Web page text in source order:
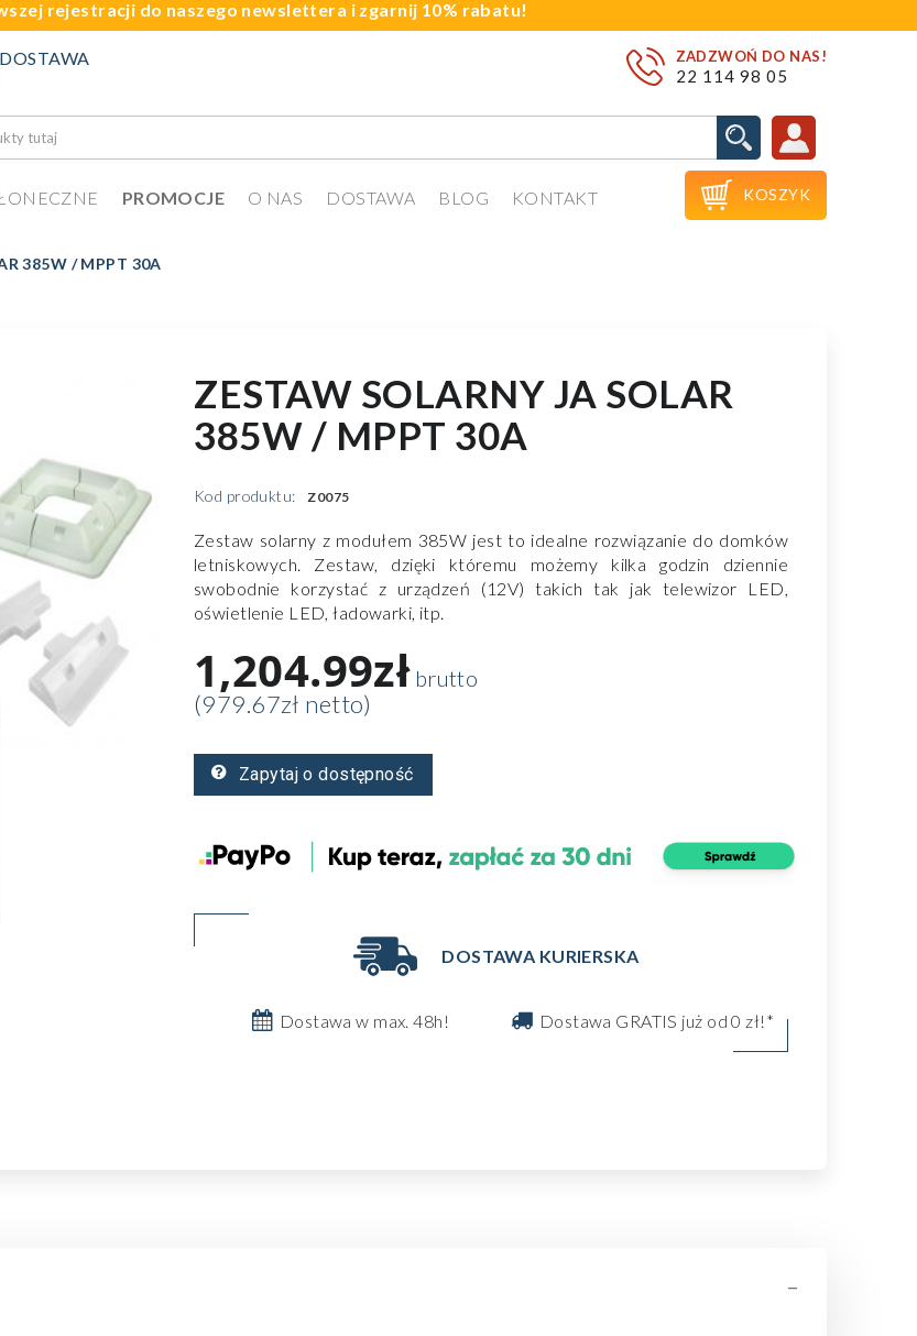
rejestracji do naszego newslettera i zgarnij 10% rabatu!
ZADZWOŃ DO NAS!
22 114 98 05
PROMOCJE O NAS DOSTAWA BLOG KONTAKT  KOSZYK
385W / MPPT 30A
ZESTAW SOLARNY JA SOLAR
385W / MPPT 30A
Kod produktu: Z0075
Zestaw solarny z modułem 385W jest to idealne rozwiązanie do domków
letniskowych. Zestaw, dzięki któremu możemy kilka godzin dziennie
swobodnie korzystać z urządzeń (12V) takich tak jak telewizor LED,
oświetlenie LED, ładowarki, itp.
1,204.99złbrutto
(979.67zł netto)
Zapytaj o dostępność
DOSTAWA KURIERSKA
Dostawa w max. 48h! Dostawa GRATIS już od 0 zł!*
-